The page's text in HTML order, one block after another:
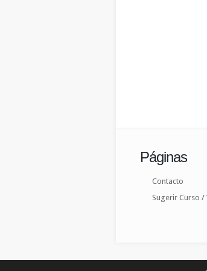
Páginas
Contacto
Sugerir Curso /